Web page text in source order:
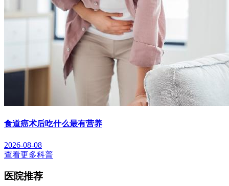
食道癌术后吃什么最有营养
2026-08-08
查看更多科普
医院推荐